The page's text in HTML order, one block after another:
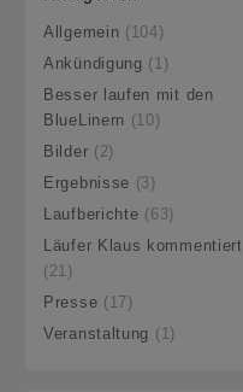
Allgemein (104)
Ankündigung (1)
Besser laufen mit den
BlueLinern (10)
Bilder (2)
Ergebnisse (3)
Laufberichte (63)
Läufer Klaus kommentiert
(21)
Presse (17)
Veranstaltung (1)